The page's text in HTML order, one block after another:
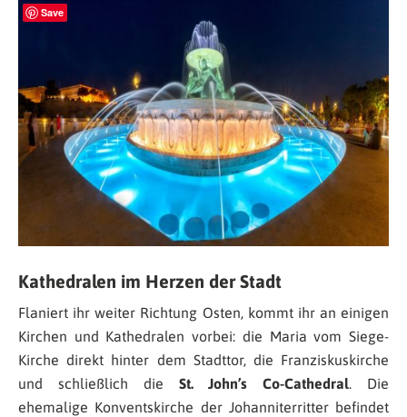
Save
Kathedralen im Herzen der Stadt
Flaniert ihr weiter Richtung Osten, kommt ihr an einigen
Kirchen und Kathedralen vorbei: die Maria vom Siege-
Kirche direkt hinter dem Stadttor, die Franziskuskirche
und schließlich die St. John’s Co-Cathedral. Die
ehemalige Konventskirche der Johanniterritter befindet